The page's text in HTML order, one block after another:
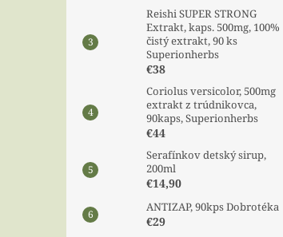
Reishi SUPER STRONG
Extrakt, kaps. 500mg, 100%
čistý extrakt, 90 ks
Superionherbs
€38
Coriolus versicolor, 500mg
extrakt z trúdnikovca,
90kaps, Superionherbs
€44
Serafínkov detský sirup,
200ml
€14,90
ANTIZAP, 90kps Dobrotéka
€29